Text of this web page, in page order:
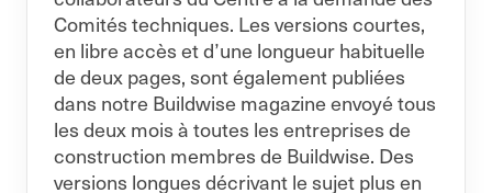
Comités techniques. Les versions courtes,
en libre accès et d’une longueur habituelle
de deux pages, sont également publiées
dans notre Buildwise magazine envoyé tous
les deux mois à toutes les entreprises de
construction membres de Buildwise. Des
versions longues décrivant le sujet plus en